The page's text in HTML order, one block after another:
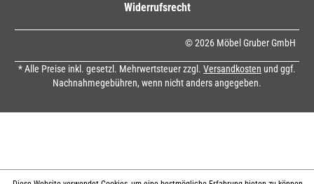
Widerrufsrecht
© 2026 Möbel Gruber GmbH
* Alle Preise inkl. gesetzl. Mehrwertsteuer zzgl. Versandkosten und ggf.
Nachnahmegebühren, wenn nicht anders angegeben.